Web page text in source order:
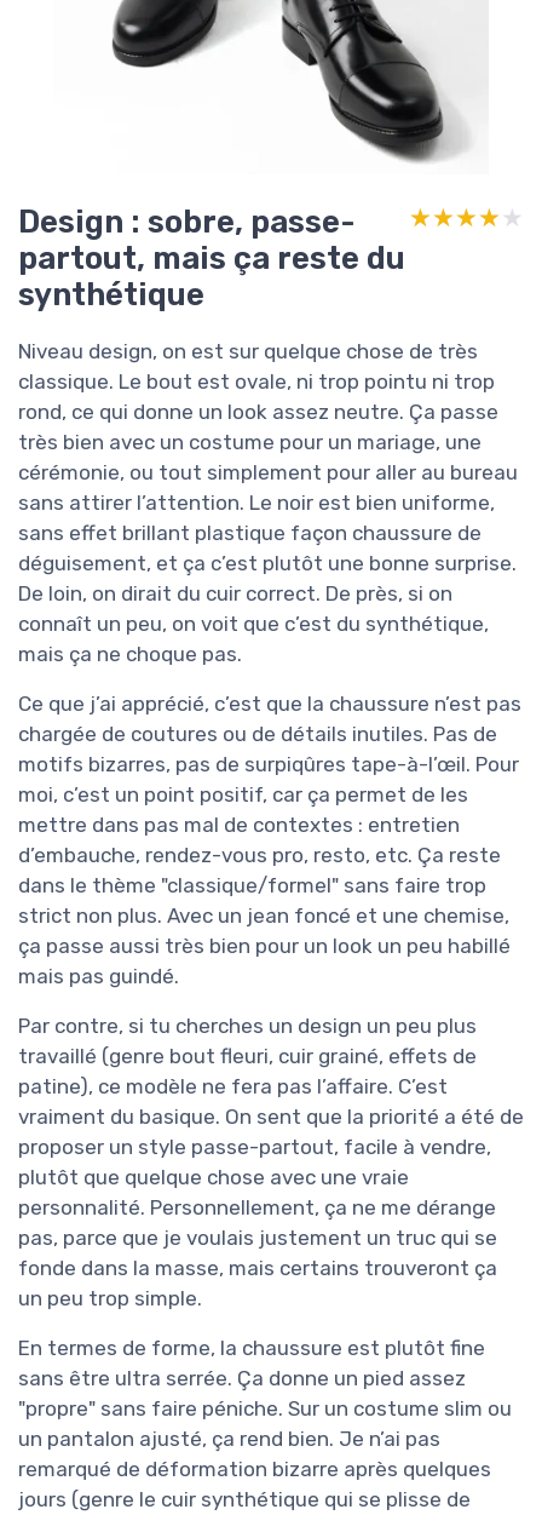
Design : sobre, passe-
partout, mais ça reste du
synthétique
★★★★★
★★★★★
Niveau design, on est sur quelque chose de très
classique. Le bout est ovale, ni trop pointu ni trop
rond, ce qui donne un look assez neutre. Ça passe
très bien avec un costume pour un mariage, une
cérémonie, ou tout simplement pour aller au bureau
sans attirer l’attention. Le noir est bien uniforme,
sans effet brillant plastique façon chaussure de
déguisement, et ça c’est plutôt une bonne surprise.
De loin, on dirait du cuir correct. De près, si on
connaît un peu, on voit que c’est du synthétique,
mais ça ne choque pas.
Ce que j’ai apprécié, c’est que la chaussure n’est pas
chargée de coutures ou de détails inutiles. Pas de
motifs bizarres, pas de surpiqûres tape-à-l’œil. Pour
moi, c’est un point positif, car ça permet de les
mettre dans pas mal de contextes : entretien
d’embauche, rendez-vous pro, resto, etc. Ça reste
dans le thème "classique/formel" sans faire trop
strict non plus. Avec un jean foncé et une chemise,
ça passe aussi très bien pour un look un peu habillé
mais pas guindé.
Par contre, si tu cherches un design un peu plus
travaillé (genre bout fleuri, cuir grainé, effets de
patine), ce modèle ne fera pas l’affaire. C’est
vraiment du basique. On sent que la priorité a été de
proposer un style passe-partout, facile à vendre,
plutôt que quelque chose avec une vraie
personnalité. Personnellement, ça ne me dérange
pas, parce que je voulais justement un truc qui se
fonde dans la masse, mais certains trouveront ça
un peu trop simple.
En termes de forme, la chaussure est plutôt fine
sans être ultra serrée. Ça donne un pied assez
"propre" sans faire péniche. Sur un costume slim ou
un pantalon ajusté, ça rend bien. Je n’ai pas
remarqué de déformation bizarre après quelques
jours (genre le cuir synthétique qui se plisse de